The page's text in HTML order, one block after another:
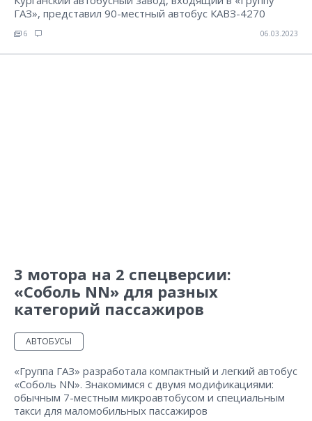
ГАЗ», представил 90-местный автобус КАВЗ-4270
6 06.03.2023
3 мотора на 2 спецверсии:
«Соболь NN» для разных
категорий пассажиров
АВТОБУСЫ
«Группа ГАЗ» разработала компактный и легкий автобус
«Cоболь NN». Знакомимся с двумя модификациями:
обычным 7-местным микроавтобусом и специальным
такси для маломобильных пассажиров